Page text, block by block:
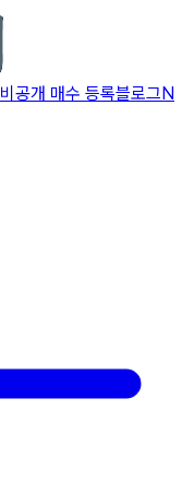
비공개 매수 등록블로그N